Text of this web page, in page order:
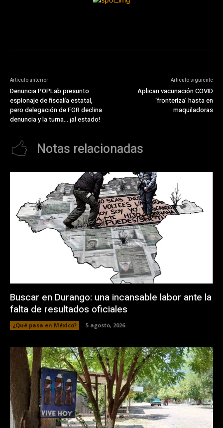
Artículo anterior
Denuncia POPLab presunto
espionaje de fiscalía estatal,
pero delegación de FGR declina
denuncia y la turna… ¡al estado!
Artículo siguiente
Aplican vacunación COVID
‘fronteriza’ hasta en
maquiladoras
Notas relacionadas
Buscar en Durango: una incansable labor ante la
falta de resultados oficiales
¿Qué pasa en México? 5 agosto, 2026